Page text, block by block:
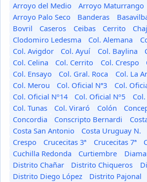
Arroyo del Medio
Arroyo Maturrango
Arroyo Palo Seco
Banderas
Bovril
Caseros Ceibas Cerrito
Clodomiro Ledesma
Col. Alemana
Col. Avigdor
Col. Ayuí Col. Baylina
Col. Celina
Col. Cerrito Col. Crespo
Col. Ensayo
Col. Gral. Roca
Col. La
Col. Merou
Col. Oficial Nª3
Col.
Col. Oficial Nº14
Col. Oficial Nº5
Col. Tunas
Col. Viraró Colón
Concordia
Conscripto Bernardi
Costa San Antonio
Costa Uruguay N.
Crespo
Crucecitas 3ª Crucecitas 7ª
Cuchilla Redonda
Curtiembre
Distrito Chañar
Distrito Chiqueros
Distrito Diego López
Distrito Pajonal